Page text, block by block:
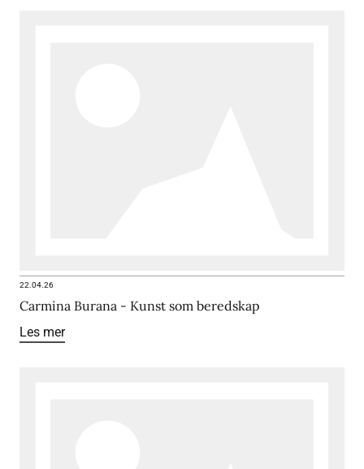
22.04.26
Carmina Burana - Kunst som beredskap
Les mer